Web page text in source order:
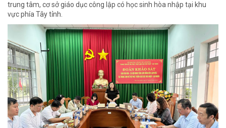
trung tâm, cơ sở giáo dục công lập có học sinh hòa nhập tại khu
vực phía Tây tỉnh.